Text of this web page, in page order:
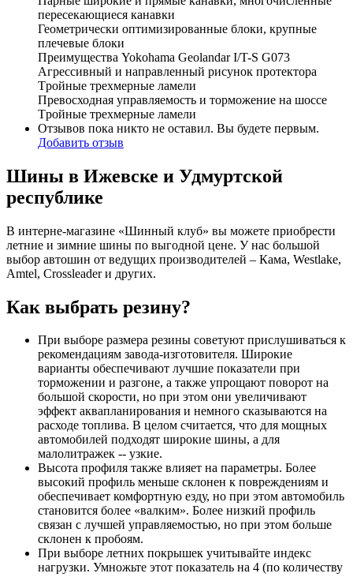
пересекающиеся канавки
Геометрически оптимизированные блоки, крупные
плечевые блоки
Преимущества Yokohama Geolandar I/T-S G073
Агрессивный и направленный рисунок протектора
Tройные трехмерные ламели
Превосходная управляемость и торможение на шоссе
Tройные трехмерные ламели
Отзывов пока никто не оставил. Вы будете первым.
Добавить отзыв
Шины в Ижевске и Удмуртской
республике
В интерне-магазине «Шинный клуб» вы можете приобрести
летние и зимние шины по выгодной цене. У нас большой
выбор автошин от ведущих производителей – Кама, Westlake,
Amtel, Crossleader и других.
Как выбрать резину?
При выборе размера резины советуют прислушиваться к
рекомендациям завода-изготовителя. Широкие
варианты обеспечивают лучшие показатели при
торможении и разгоне, а также упрощают поворот на
большой скорости, но при этом они увеличивают
эффект аквапланирования и немного сказываются на
расходе топлива. В целом считается, что для мощных
автомобилей подходят широкие шины, а для
малолитражек -- узкие.
Высота профиля также влияет на параметры. Более
высокий профиль меньше склонен к повреждениям и
обеспечивает комфортную езду, но при этом автомобиль
становится более «валким». Более низкий профиль
связан с лучшей управляемостью, но при этом больше
склонен к пробоям.
При выборе летних покрышек учитывайте индекс
нагрузки. Умножьте этот показатель на 4 (по количеству